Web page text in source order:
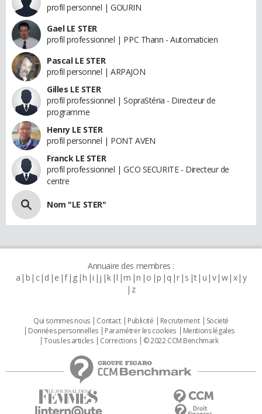
profil personnel | GOURIN
Gael LE STER
profil professionnel | PPC Thann - Automaticien
Pascal LE STER
profil personnel | ARPAJON
Gilles LE STER
profil professionnel | SopraStéria - Directeur de
programme
Henry LE STER
profil personnel | PONT AVEN
Franck LE STER
profil professionnel | GCO SECURITE - Directeur de
centre
Nom "LE STER"
Annuaire des membres :
a b c d e f g h i j k l m n o p q r s t u v w x y
z
Qui sommes nous Contact Publicité Recrutement
Societé
Données personnelles
Paramétrer les cookies
Mentions légales
Tous les articles
Corrections © 2022 CCM Benchmark